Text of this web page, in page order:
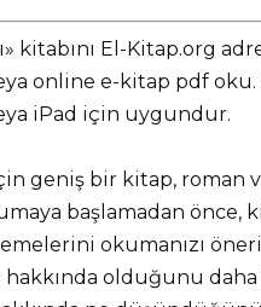
kitabını El-Kitap.org
online e-kitap pdf
iPad için uygundur.
geniş bir kitap, roman
başlamadan önce,
okumanızı
olduğunu daha